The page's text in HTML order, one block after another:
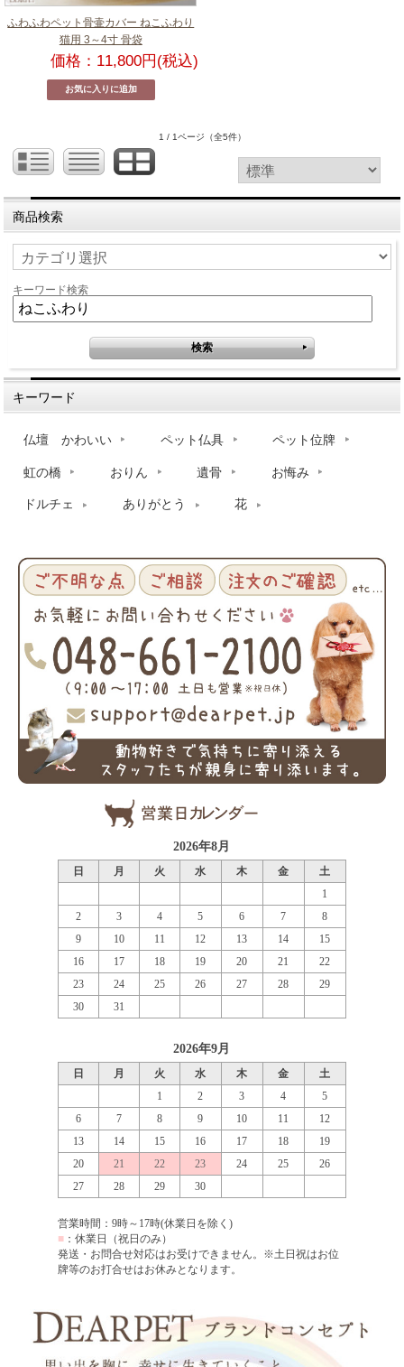
ふわふわペット骨壷カバー ねこふわり
猫用 3～4寸 骨袋
価格：11,800円(税込)
1 / 1ページ （全5件）
商品検索
キーワード検索
キーワード
仏壇 かわいい ペット仏具 ペット位牌
虹の橋 おりん 遺骨 お悔み
ドルチェ ありがとう 花